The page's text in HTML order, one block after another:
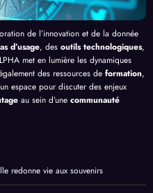
de l’innovation et de la donnée
d’usage, des outils technologiques,
met en lumière les dynamiques
des ressources de formation,
espace pour discuter des enjeux
au sein d’une communauté
redonne vie aux souvenirs